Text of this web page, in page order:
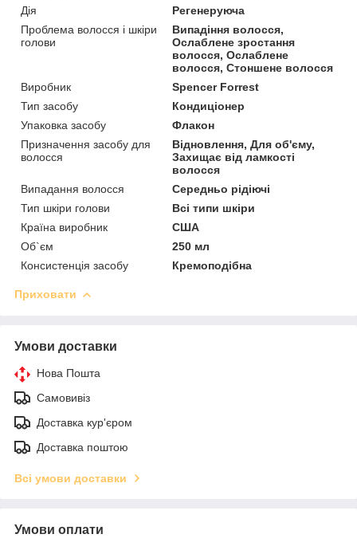
Дія
Регенеруюча
Проблема волосся і шкіри
голови
Випадіння волосся,
Ослаблене зростання
волосся, Ослаблене
волосся, Стоншене волосся
Виробник
Spencer Forrest
Тип засобу
Кондиціонер
Упаковка засобу
Флакон
Призначення засобу для
волосся
Відновлення, Для об'єму,
Захищає від ламкості
волосся
Випадання волосся
Середньо рідіючі
Тип шкіри голови
Всі типи шкіри
Країна виробник
США
Об`єм
250 мл
Консистенція засобу
Кремоподібна
Приховати
Умови доставки
Нова Пошта
Самовивіз
Доставка кур'єром
Доставка поштою
Всі умови доставки
Умови оплати